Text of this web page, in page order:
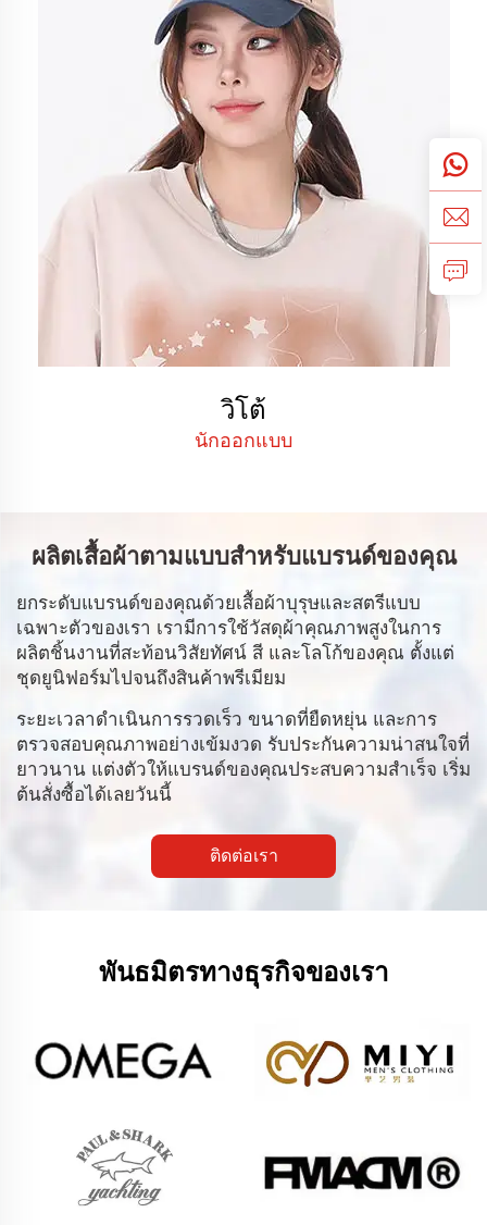
วิโต้
นักออกแบบ
ผลิตเสื้อผ้าตามแบบสำหรับแบรนด์ของคุณ
ยกระดับแบรนด์ของคุณด้วยเสื้อผ้าบุรุษและสตรีแบบ
เฉพาะตัวของเรา เรามีการใช้วัสดุผ้าคุณภาพสูงในการ
ผลิตชิ้นงานที่สะท้อนวิสัยทัศน์ สี และโลโก้ของคุณ ตั้งแต่
ชุดยูนิฟอร์มไปจนถึงสินค้าพรีเมียม
ระยะเวลาดำเนินการรวดเร็ว ขนาดที่ยืดหยุ่น และการ
ตรวจสอบคุณภาพอย่างเข้มงวด รับประกันความน่าสนใจที่
ยาวนาน แต่งตัวให้แบรนด์ของคุณประสบความสำเร็จ เริ่ม
ต้นสั่งซื้อได้เลยวันนี้
ติดต่อเรา
พันธมิตรทางธุรกิจของเรา